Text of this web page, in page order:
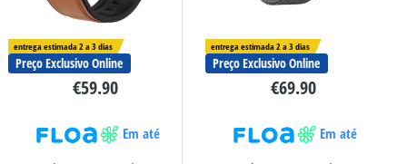
entrega estimada 2 a 3 dias
Preço Exclusivo Online
€59.90
Em até
entrega estimada 2 a 3 dias
Preço Exclusivo Online
€69.90
Em até